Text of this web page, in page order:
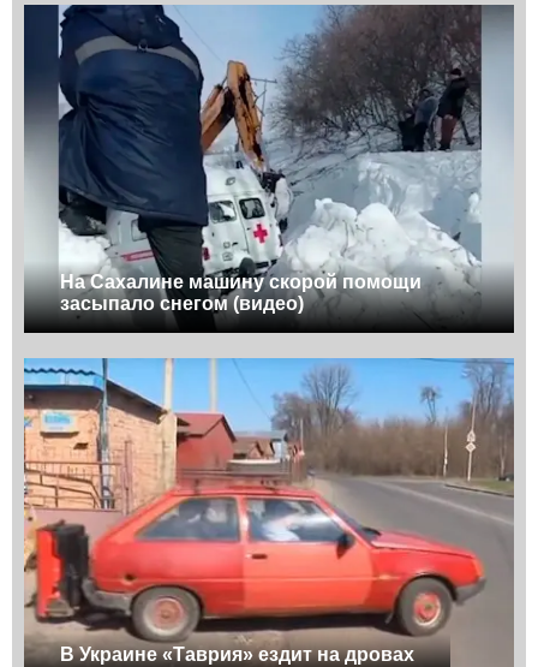
На Сахалине машину скорой помощи
засыпало снегом (видео)
В Украине «Таврия» ездит на дровах